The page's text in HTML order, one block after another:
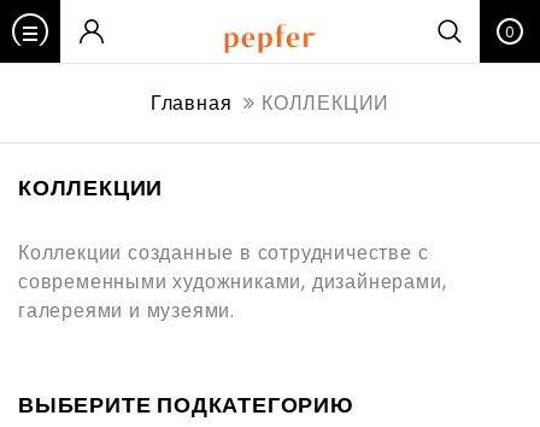
0
Главная КОЛЛЕКЦИИ
КОЛЛЕКЦИИ
Коллекции созданные в сотрудничестве с
современными художниками, дизайнерами,
галереями и музеями.
ВЫБЕРИТЕ ПОДКАТЕГОРИЮ